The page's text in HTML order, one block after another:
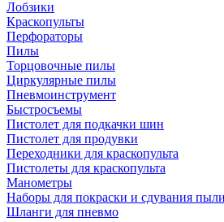
Лобзики
Краскопульты
Перфораторы
Пилы
Торцовочные пилы
Циркулярные пилы
Пневмоинструмент
Быстросъемы
Пистолет для подкачки шин
Пистолет для продувки
Переходники для краскопульта
Пистолеты для краскопульта
Манометры
Наборы для покраски и сдувания пыли
Шланги для пневмо